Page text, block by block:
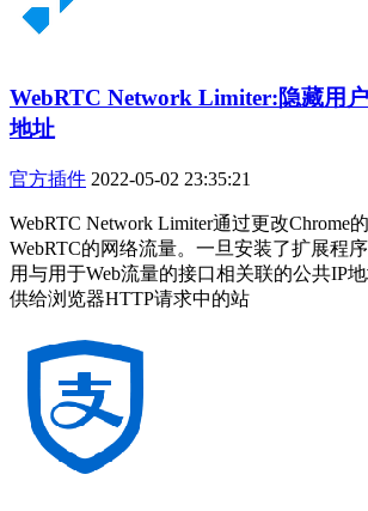
WebRTC Network Limiter:隐藏用
地址
官方插件 2022-05-02 23:35:21
WebRTC Network Limiter通过更改Chrome
WebRTC的网络流量。一旦安装了扩展程
用与用于Web流量的接口相关联的公共IP
供给浏览器HTTP请求中的站